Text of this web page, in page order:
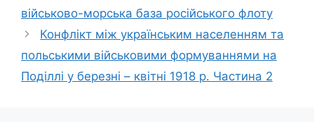
військово-морська база російського флоту
Конфлікт між українським населенням та
польськими військовими формуваннями на
Поділлі у березні – квітні 1918 р. Частина 2